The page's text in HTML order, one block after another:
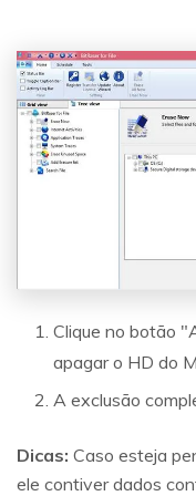
Clique no botão
apagar o HD do
A exclusão
Dicas: Caso esteja
ele contiver dados